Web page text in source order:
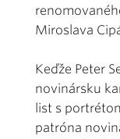
Miroslava
Keďže Peter
novinársku
list s
patróna